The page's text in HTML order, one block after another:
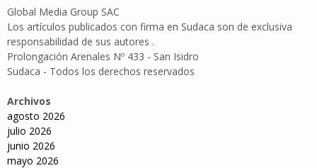
Global Media Group SAC
Los artículos publicados con firma en Sudaca son de exclusiva
responsabilidad de sus autores .
Prolongación Arenales Nº 433 - San Isidro
Sudaca - Todos los derechos reservados
Archivos
agosto 2026
julio 2026
junio 2026
mayo 2026